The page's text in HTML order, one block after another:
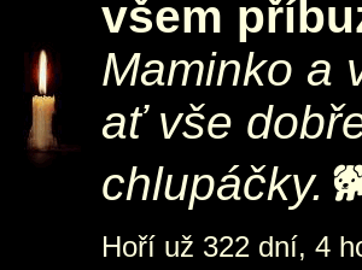
všem
Maminko a
ať vše
Hoří už 322 dní, 4